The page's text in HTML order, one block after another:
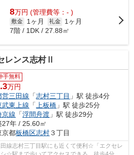
8万円 (管理費等：- )
敷金 1ヶ月 礼金
1ヶ月
7階 / 1DK / 27.88㎡
レンス志村Ⅱ
手無料
万円
営三田線 「志村三丁目 」駅 徒歩4分
武東上線 「上板橋 」駅 徒歩25分
京線 「浮間舟渡 」駅 徒歩29分
27年 / 25.60㎡
京都板橋区志村３丁目
線志村三丁目駅にも近くて便利☆「エクセレ